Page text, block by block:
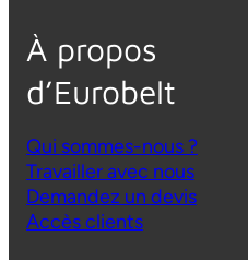
À propos
d’Eurobelt
Qui sommes-nous ?
Travailler avec nous
Demandez un devis
Accès clients